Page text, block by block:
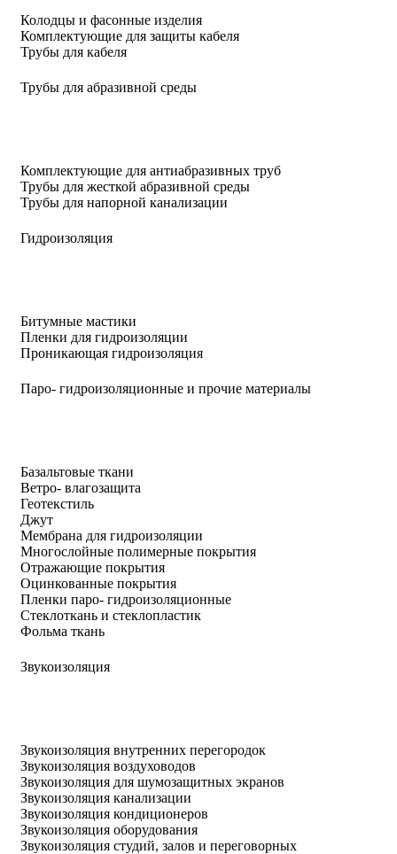
Колодцы и фасонные изделия
Комплектующие для защиты кабеля
Трубы для кабеля
Трубы для абразивной среды
Комплектующие для антиабразивных труб
Трубы для жесткой абразивной среды
Трубы для напорной канализации
Гидроизоляция
Битумные мастики
Пленки для гидроизоляции
Проникающая гидроизоляция
Паро- гидроизоляционные и прочие материалы
Базальтовые ткани
Ветро- влагозащита
Геотекстиль
Джут
Мембрана для гидроизоляции
Многослойные полимерные покрытия
Отражающие покрытия
Оцинкованные покрытия
Пленки паро- гидроизоляционные
Стеклоткань и стеклопластик
Фольма ткань
Звукоизоляция
Звукоизоляция внутренних перегородок
Звукоизоляция воздуховодов
Звукоизоляция для шумозащитных экранов
Звукоизоляция канализации
Звукоизоляция кондиционеров
Звукоизоляция оборудования
Звукоизоляция студий, залов и переговорных